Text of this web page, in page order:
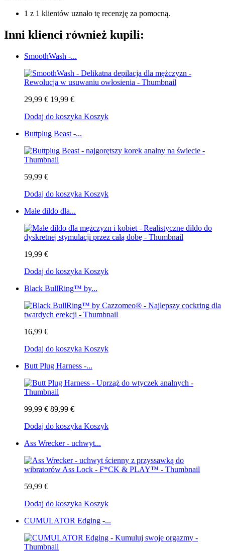
1 z 1 klientów uznało tę recenzję za pomocną.
Inni klienci również kupili:
SmoothWash -...
29,99 € 19,99 €
Dodaj do koszyka Koszyk
Buttplug Beast -...
59,99 €
Dodaj do koszyka Koszyk
Małe dildo dla...
19,99 €
Dodaj do koszyka Koszyk
Black BullRing™ by...
16,99 €
Dodaj do koszyka Koszyk
Butt Plug Harness -...
99,99 € 89,99 €
Dodaj do koszyka Koszyk
Ass Wrecker - uchwyt...
59,99 €
Dodaj do koszyka Koszyk
CUMULATOR Edging -...